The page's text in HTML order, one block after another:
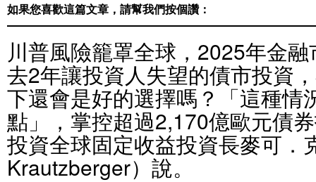
如果您喜歡這篇文章，請幫我們按個讚：
川普風險籠罩全球，2025年金
去2年讓投資人失望的債市投資
下還會是好的選擇嗎？「這種情
點」，掌控超過2,170億歐元債
投資全球固定收益投資長麥可．
Krautzberger）說。